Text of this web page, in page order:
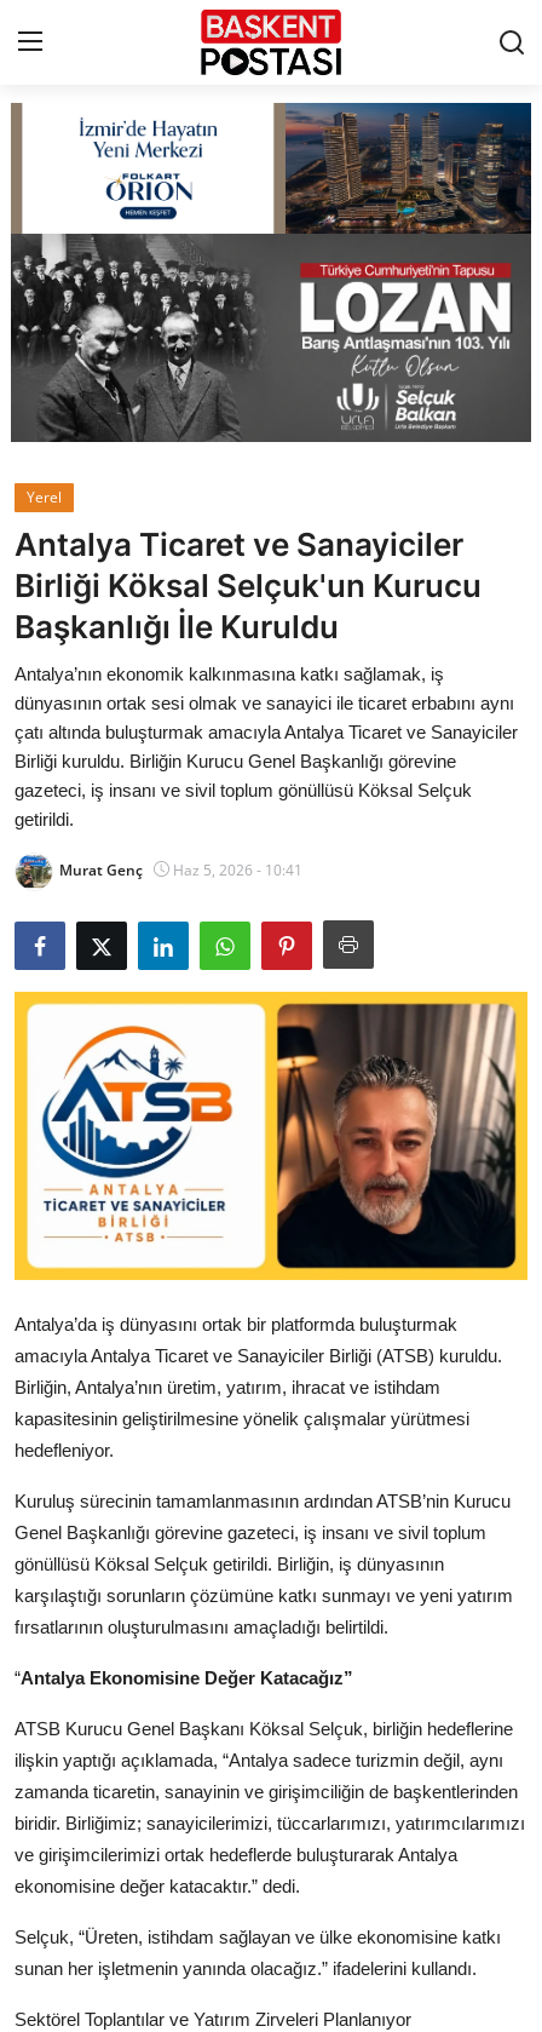
Çerez Politikası
Künye
Ankara
TBMM
Cumhurbaşkanlığı
Bakanlıklar
Siyasi Partiler
Mülki İdare
Toplum ve Yaşam
Sivil Toplum Kuruluşları
Kamu Kurumları ve Üst Kurullar
Resmi Reklamlar
Yerel
Antalya Ticaret ve Sanayiciler
Birliği Köksal Selçuk'un Kurucu
Başkanlığı İle Kuruldu
Antalya’nın ekonomik kalkınmasına katkı sağlamak, iş
dünyasının ortak sesi olmak ve sanayici ile ticaret erbabını aynı
çatı altında buluşturmak amacıyla Antalya Ticaret ve Sanayiciler
Birliği kuruldu. Birliğin Kurucu Genel Başkanlığı görevine
gazeteci, iş insanı ve sivil toplum gönüllüsü Köksal Selçuk
getirildi.
Murat Genç Haz 5, 2026 - 10:41
Antalya’da iş dünyasını ortak bir platformda buluşturmak
amacıyla Antalya Ticaret ve Sanayiciler Birliği (ATSB) kuruldu.
Birliğin, Antalya’nın üretim, yatırım, ihracat ve istihdam
kapasitesinin geliştirilmesine yönelik çalışmalar yürütmesi
hedefleniyor.
Kuruluş sürecinin tamamlanmasının ardından ATSB’nin Kurucu
Genel Başkanlığı görevine gazeteci, iş insanı ve sivil toplum
gönüllüsü Köksal Selçuk getirildi. Birliğin, iş dünyasının
karşılaştığı sorunların çözümüne katkı sunmayı ve yeni yatırım
fırsatlarının oluşturulmasını amaçladığı belirtildi.
“Antalya Ekonomisine Değer Katacağız”
ATSB Kurucu Genel Başkanı Köksal Selçuk, birliğin hedeflerine
ilişkin yaptığı açıklamada, “Antalya sadece turizmin değil, aynı
zamanda ticaretin, sanayinin ve girişimciliğin de başkentlerinden
biridir. Birliğimiz; sanayicilerimizi, tüccarlarımızı, yatırımcılarımızı
ve girişimcilerimizi ortak hedeflerde buluşturarak Antalya
ekonomisine değer katacaktır.” dedi.
Selçuk, “Üreten, istihdam sağlayan ve ülke ekonomisine katkı
sunan her işletmenin yanında olacağız.” ifadelerini kullandı.
Sektörel Toplantılar ve Yatırım Zirveleri Planlanıyor